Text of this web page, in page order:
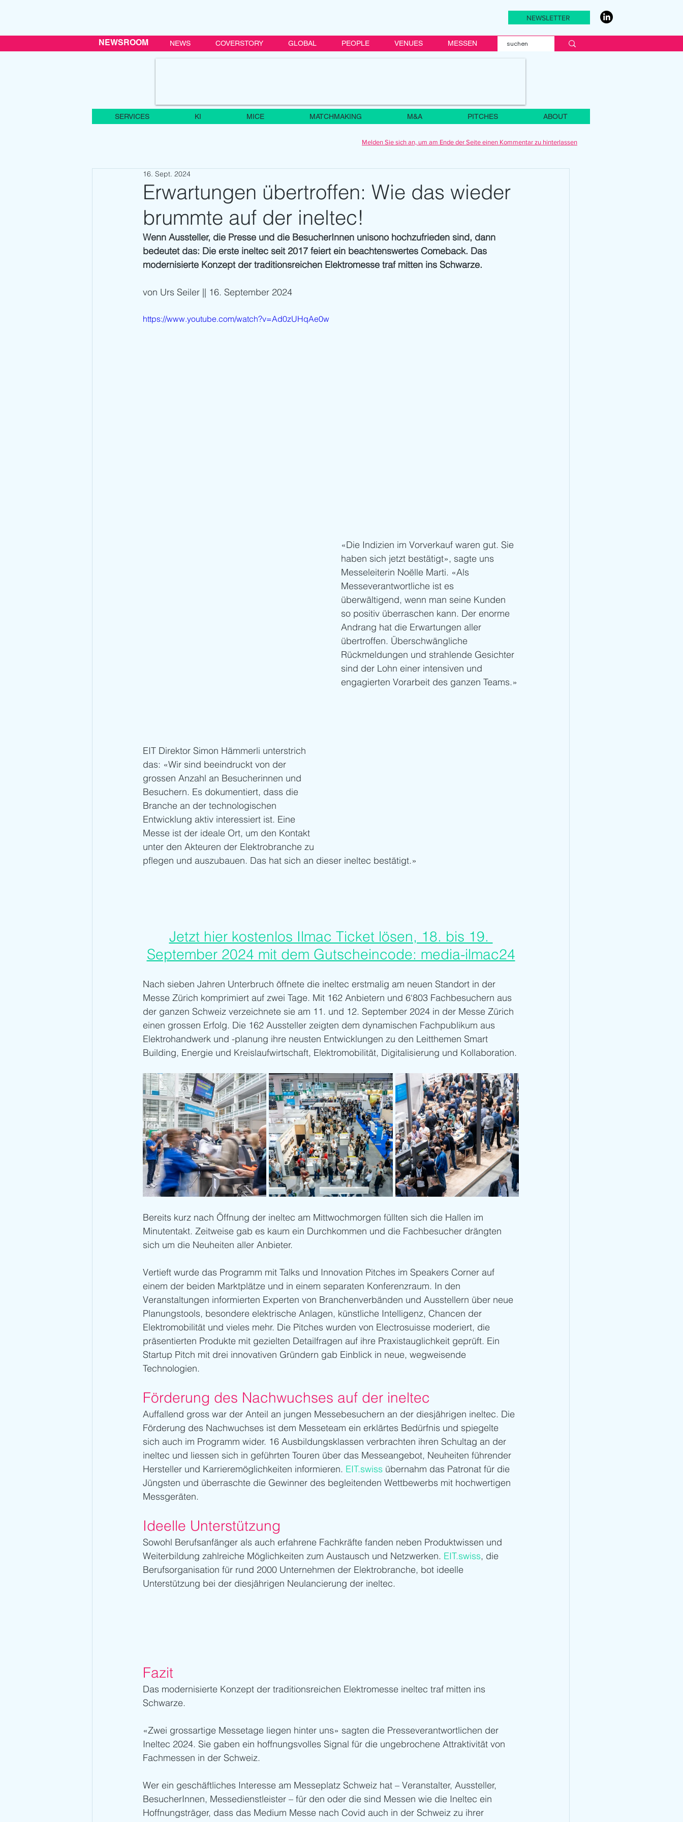
NEWSLETTER
NEWS COVERSTORY GLOBAL PEOPLE VENUES MESSEN
NEWSROOM
SERVICES KI MICE MATCHMAKING M&A PITCHES ABOUT
Melden Sie sich an, um am Ende der Seite einen Kommentar zu hinterlassen
Erwartungen übertroffen: Wie das wieder
brummte auf der ineltec!
16. Sept. 2024
Wenn Aussteller, die Presse und die BesucherInnen unisono hochzufrieden sind, dann
bedeutet das: Die erste ineltec seit 2017 feiert ein beachtenswertes Comeback. Das
modernisierte Konzept der traditionsreichen Elektromesse traf mitten ins Schwarze.
von Urs Seiler || 16. September 2024
https://www.youtube.com/watch?v=Ad0zUHqAe0w
«Die Indizien im Vorverkauf waren gut. Sie
haben sich jetzt bestätigt», sagte uns
Messeleiterin Noëlle Marti. «Als
Messeverantwortliche ist es
überwältigend, wenn man seine Kunden
so positiv überraschen kann. Der enorme
Andrang hat die Erwartungen aller
übertroffen. Überschwängliche
Rückmeldungen und strahlende Gesichter
sind der Lohn einer intensiven und
engagierten Vorarbeit des ganzen Teams.»
EIT Direktor Simon Hämmerli unterstrich
das: «Wir sind beeindruckt von der
grossen Anzahl an Besucherinnen und
Besuchern. Es dokumentiert, dass die
Branche an der technologischen
Entwicklung aktiv interessiert ist. Eine
Messe ist der ideale Ort, um den Kontakt
unter den Akteuren der Elektrobranche zu
pflegen und auszubauen. Das hat sich an dieser ineltec bestätigt.»
Jetzt hier kostenlos Ilmac Ticket lösen, 18. bis 19.
September 2024 mit dem Gutscheincode: media-ilmac24
Nach sieben Jahren Unterbruch öffnete die ineltec erstmalig am neuen Standort in der
Messe Zürich komprimiert auf zwei Tage. Mit 162 Anbietern und 6‘803 Fachbesuchern aus
der ganzen Schweiz verzeichnete sie am 11. und 12. September 2024 in der Messe Zürich
einen grossen Erfolg. Die 162 Aussteller zeigten dem dynamischen Fachpublikum aus
Elektrohandwerk und -planung ihre neusten Entwicklungen zu den Leitthemen Smart
Building, Energie und Kreislaufwirtschaft, Elektromobilität, Digitalisierung und Kollaboration.
Bereits kurz nach Öffnung der ineltec am Mittwochmorgen füllten sich die Hallen im
Minutentakt. Zeitweise gab es kaum ein Durchkommen und die Fachbesucher drängten
sich um die Neuheiten aller Anbieter.
Vertieft wurde das Programm mit Talks und Innovation Pitches im Speakers Corner auf
einem der beiden Marktplätze und in einem separaten Konferenzraum. In den
Veranstaltungen informierten Experten von Branchenverbänden und Ausstellern über neue
Planungstools, besondere elektrische Anlagen, künstliche Intelligenz, Chancen der
Elektromobilität und vieles mehr. Die Pitches wurden von Electrosuisse moderiert, die
präsentierten Produkte mit gezielten Detailfragen auf ihre Praxistauglichkeit geprüft. Ein
Startup Pitch mit drei innovativen Gründern gab Einblick in neue, wegweisende
Technologien.
Förderung des Nachwuchses auf der ineltec
Auffallend gross war der Anteil an jungen Messebesuchern an der diesjährigen ineltec. Die
Förderung des Nachwuchses ist dem Messeteam ein erklärtes Bedürfnis und spiegelte
sich auch im Programm wider. 16 Ausbildungsklassen verbrachten ihren Schultag an der
ineltec und liessen sich in geführten Touren über das Messeangebot, Neuheiten führender
Hersteller und Karrieremöglichkeiten informieren. EIT.swiss übernahm das Patronat für die
Jüngsten und überraschte die Gewinner des begleitenden Wettbewerbs mit hochwertigen
Messgeräten.
Ideelle Unterstützung
Sowohl Berufsanfänger als auch erfahrene Fachkräfte fanden neben Produktwissen und
Weiterbildung zahlreiche Möglichkeiten zum Austausch und Netzwerken. EIT.swiss, die
Berufsorganisation für rund 2000 Unternehmen der Elektrobranche, bot ideelle
Unterstützung bei der diesjährigen Neulancierung der ineltec.
Fazit
Das modernisierte Konzept der traditionsreichen Elektromesse ineltec traf mitten ins
Schwarze.
«Zwei grossartige Messetage liegen hinter uns» sagten die Presseverantwortlichen der
Ineltec 2024. Sie gaben ein hoffnungsvolles Signal für die ungebrochene Attraktivität von
Fachmessen in der Schweiz.
Wer ein geschäftliches Interesse am Messeplatz Schweiz hat – Veranstalter, Aussteller,
BesucherInnen, Messedienstleister – für den oder die sind Messen wie die Ineltec ein
Hoffnungsträger, dass das Medium Messe nach Covid auch in der Schweiz zu ihrer